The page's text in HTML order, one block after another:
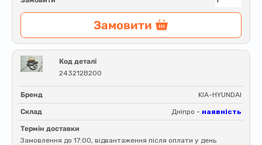
Замовити
Код деталі
243212B200
Бренд KIA-HYUNDAI
Склад Дніпро - наявність
Термін доставки
Замовлення до 17:00, відвантаження після оплати у день